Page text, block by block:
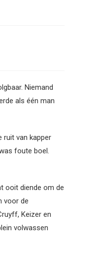
Niemand
als één man
ruit van kapper
foute boel.
ooit diende om de
voor de
Keizer en
volwassen